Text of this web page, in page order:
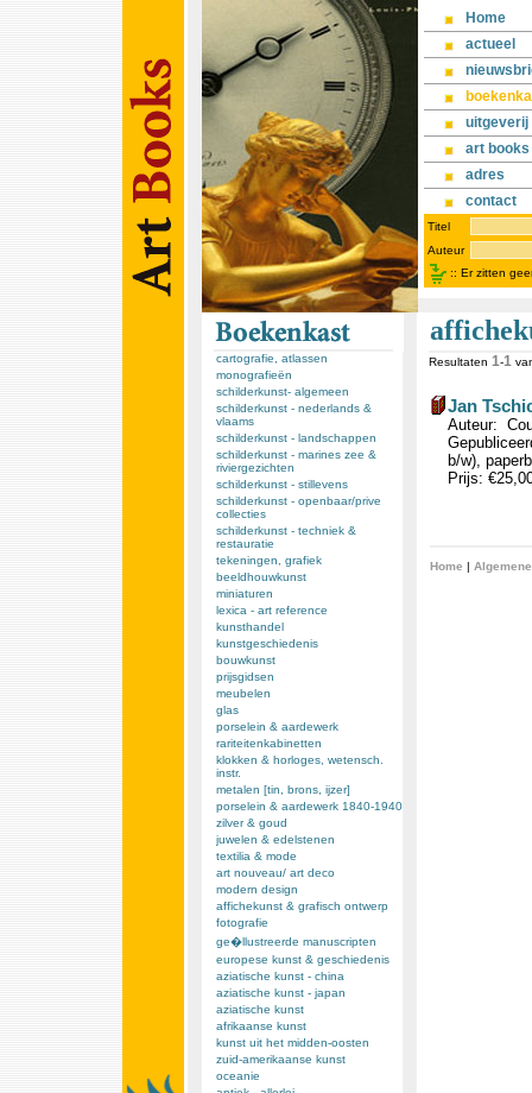
Home
actueel
uitgeverij
art books
adres
contact
Titel
Auteur
:: Er zitten
cartografie, atlassen
monografieën
schilderkunst- algemeen
schilderkunst - nederlands &
vlaams
schilderkunst - landschappen
schilderkunst - marines zee &
riviergezichten
schilderkunst - stillevens
schilderkunst - openbaar/prive
collecties
schilderkunst - techniek &
restauratie
tekeningen, grafiek
beeldhouwkunst
miniaturen
lexica - art reference
kunsthandel
kunstgeschiedenis
bouwkunst
prijsgidsen
meubelen
glas
porselein & aardewerk
rariteitenkabinetten
klokken & horloges, wetensch.
instr.
metalen [tin, brons, ijzer]
porselein & aardewerk 1840-1940
zilver & goud
juwelen & edelstenen
textilia & mode
art nouveau/ art deco
modern design
affichekunst & grafisch ontwerp
fotografie
ge�llustreerde manuscripten
europese kunst & geschiedenis
aziatische kunst - china
aziatische kunst - japan
aziatische kunst
afrikaanse kunst
kunst uit het midden-oosten
zuid-amerikaanse kunst
oceanie
Resultaten 1-1
Jan
Auteur:
b/w),
Prijs:
Home |